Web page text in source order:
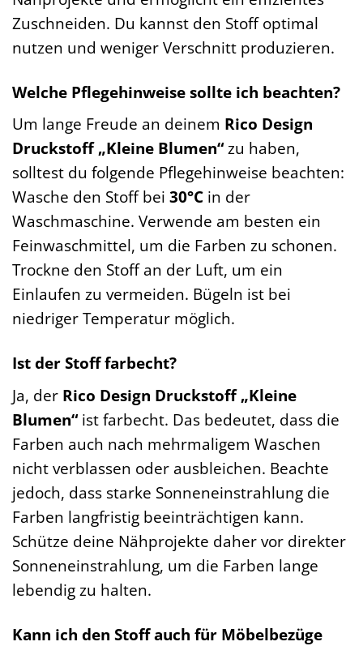
Zuschneiden. Du kannst den Stoff optimal
nutzen und weniger Verschnitt produzieren.
Welche Pflegehinweise sollte ich beachten?
Um lange Freude an deinem Rico Design
Druckstoff „Kleine Blumen“zu haben,
solltest du folgende Pflegehinweise beachten:
Wasche den Stoff bei 30°C in der
Waschmaschine. Verwende am besten ein
Feinwaschmittel, um die Farben zu schonen.
Trockne den Stoff an der Luft, um ein
Einlaufen zu vermeiden. Bügeln ist bei
niedriger Temperatur möglich.
Ist der Stoff farbecht?
Ja, der Rico Design Druckstoff „Kleine
Blumen“ist farbecht. Das bedeutet, dass die
Farben auch nach mehrmaligem Waschen
nicht verblassen oder ausbleichen. Beachte
jedoch, dass starke Sonneneinstrahlung die
Farben langfristig beeinträchtigen kann.
Schütze deine Nähprojekte daher vor direkter
Sonneneinstrahlung, um die Farben lange
lebendig zu halten.
Kann ich den Stoff auch für Möbelbezüge